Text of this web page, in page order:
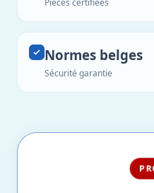
Pièces certifiées
Normes belges
Sécurité garantie